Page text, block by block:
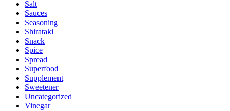
Salt
Sauces
Seasoning
Shirataki
Snack
Spice
Spread
Superfood
Supplement
Sweetener
Uncategorized
Vinegar